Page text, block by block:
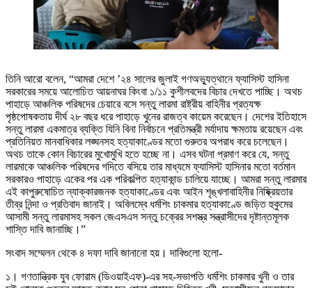
তিনি আরো বলেন, “আমরা দেশে ’২৪ সালের জুলাই গণঅভ্যুত্থানে ফ্যাসিস্ট হাসিনা
সরকারের সময়ে আলোচিত আয়নাঘর কিংবা ১/১১ কুশীলবদের বিচার দেখতে পাচ্ছি। অথচ
পাহাড়ে আঞ্চলিক পরিষদের চেয়ারে বসে সন্তু লারমা রাষ্ট্রীয় বাহিনীর প্রত্যক্ষ
পৃষ্ঠপোষকতায় দীর্ঘ ২৮ বছর ধরে পাহাড়ে খুনের রাজত্ব কায়েম করেছেন। দেশের ইতিহাসে
সন্তু লারমা একমাত্র ব্যক্তি যিনি বিনা নির্বাচনে প্রতিমন্ত্রী মর্যাদায় ক্ষমতায় রয়েছেন এবং
প্রতিনিয়ত মানবাধিকার লঙ্ঘনসহ হত্যাকাণ্ডের মতো গুরুতর অপরাধ করে চলেছেন।
অথচ তাকে কোন বিচারের মুখোমুখি হতে হচ্ছে না। এসব ঘটনা প্রমাণ করে যে, সন্তু
লারমাকে আঞ্চলিক পরিষদের গদিতে বসিয়ে তার মাধ্যমে ফ্যাসিস্ট হাসিনার মতো বর্তমান
সরকারও পাহাড়ে একের পর এক পরিকল্পিত হত্যাকান্ড চালিয়ে যাচ্ছে। আমরা সন্তু লারমার
এই কাপুরুষোচিত ন্যাক্কারজনক হত্যাকাণ্ডের এবং আইন শৃঙ্খলাবাহিনীর নিষ্ক্রিয়তার
তীব্র নিন্দা ও প্রতিবাদ জানাই। অবিলম্বে ধর্মশিং চাকমার হত্যাকাণ্ডে জড়িত হুকুমের
আসামী সন্তু লারমাসহ সকল জেএসএস সন্তু চক্রের সশস্ত্র সন্ত্রাসীদের দৃষ্টান্তমূলক
শাস্তি দাবি জানাচ্ছি।”
সংবাদ সম্মেলন থেকে ৪ দফা দাবি জানানো হয়। দাবিগুলো হলো-
১। গণতান্ত্রিক যুব ফোরাম (ডিওয়াইএফ)-এর সহ-সভাপতি ধর্মশিং চাকমার খুনী ও তার